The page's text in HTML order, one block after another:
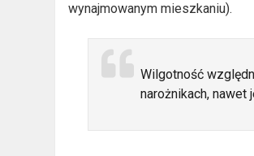
wynajmowanym mieszkaniu).
Wilgotność
narożnikach, nawet